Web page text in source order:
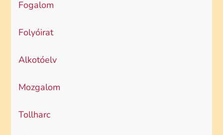
Fogalom
Folyóirat
Alkotóelv
Mozgalom
Tollharc